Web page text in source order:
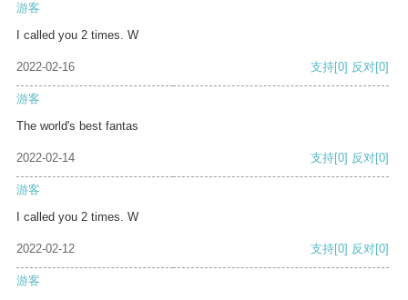
游客
I called you 2 times. W
2022-02-16 支持[0] 反对[0]
游客
The world's best fantas
2022-02-14 支持[0] 反对[0]
游客
I called you 2 times. W
2022-02-12 支持[0] 反对[0]
游客